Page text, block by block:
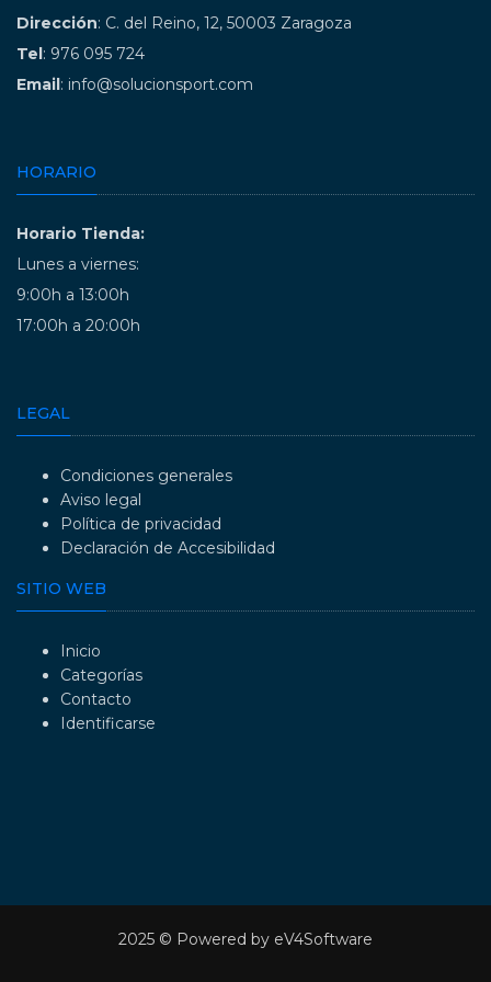
Dirección: C. del Reino, 12, 50003 Zaragoza
Tel: 976 095 724
Email: info@solucionsport.com
HORARIO
Horario Tienda:
Lunes a viernes:
9:00h a 13:00h
17:00h a 20:00h
LEGAL
Condiciones generales
Aviso legal
Política de privacidad
Declaración de Accesibilidad
SITIO WEB
Inicio
Categorías
Contacto
Identificarse
2025 © Powered by eV4Software